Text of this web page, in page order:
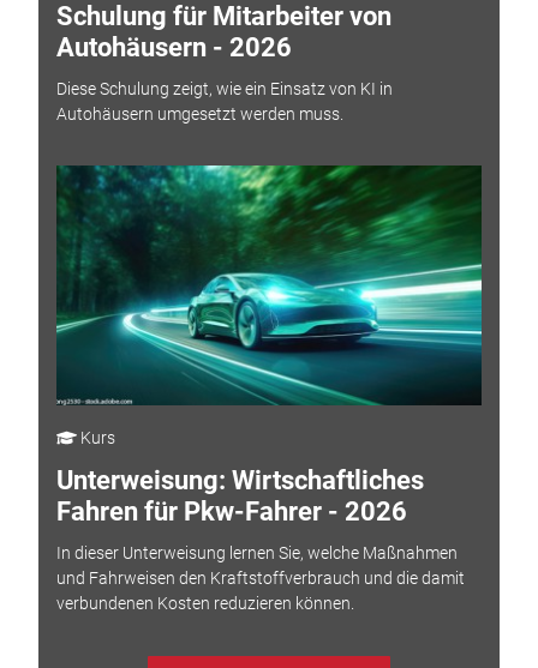
Schulung für Mitarbeiter von
Autohäusern - 2026
Diese Schulung zeigt, wie ein Einsatz von KI in
Autohäusern umgesetzt werden muss.
Kurs
Unterweisung: Wirtschaftliches
Fahren für Pkw-Fahrer - 2026
In dieser Unterweisung lernen Sie, welche Maßnahmen
und Fahrweisen den Kraftstoffverbrauch und die damit
verbundenen Kosten reduzieren können.